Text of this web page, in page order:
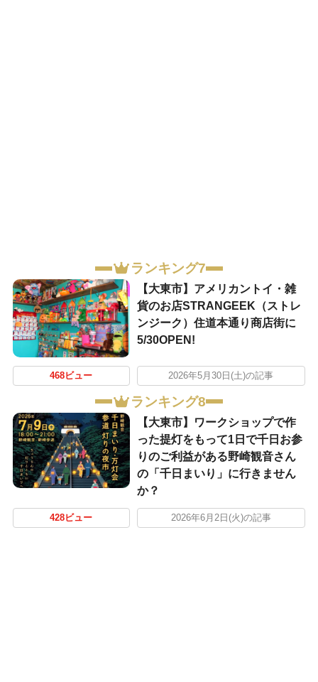
ランキング7
【大東市】アメリカントイ・雑
貨のお店STRANGEEK（ストレ
ンジーク）住道本通り商店街に
5/30OPEN!
468ビュー 2026年5月30日(土)の記事
ランキング8
【大東市】ワークショップで作
った提灯をもって1日で千日お参
りのご利益がある野崎観音さん
の「千日まいり」に行きません
か？
428ビュー 2026年6月2日(火)の記事